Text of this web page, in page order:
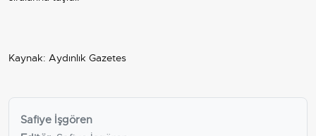
Kaynak: Aydınlık Gazetes
Safiye İşgören